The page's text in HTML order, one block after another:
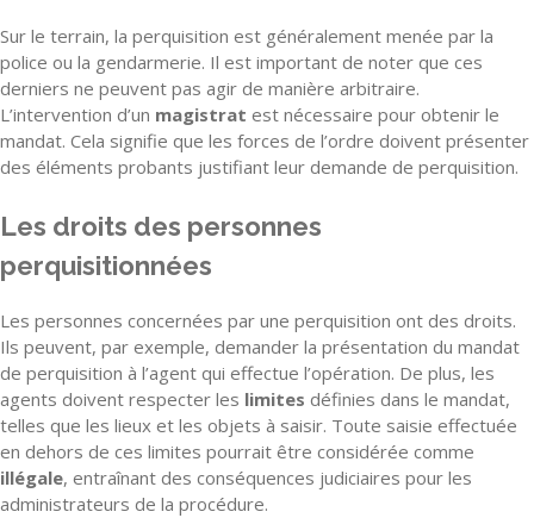
Sur le terrain, la perquisition est généralement menée par la
police ou la gendarmerie. Il est important de noter que ces
derniers ne peuvent pas agir de manière arbitraire.
L’intervention d’un magistrat est nécessaire pour obtenir le
mandat. Cela signifie que les forces de l’ordre doivent présenter
des éléments probants justifiant leur demande de perquisition.
Les droits des personnes
perquisitionnées
Les personnes concernées par une perquisition ont des droits.
Ils peuvent, par exemple, demander la présentation du mandat
de perquisition à l’agent qui effectue l’opération. De plus, les
agents doivent respecter les limites définies dans le mandat,
telles que les lieux et les objets à saisir. Toute saisie effectuée
en dehors de ces limites pourrait être considérée comme
illégale, entraînant des conséquences judiciaires pour les
administrateurs de la procédure.